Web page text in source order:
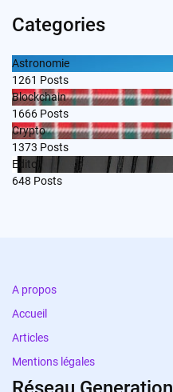
Categories
Astronomie
1261 Posts
Blockchain
1666 Posts
Crypto
1373 Posts
Edito
648 Posts
A propos
Accueil
Articles
Mentions légales